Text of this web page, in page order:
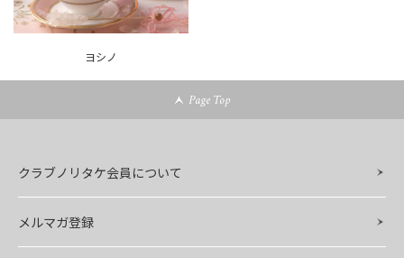
ヨシノ
Page Top
クラブノリタケ会員について
メルマガ登録